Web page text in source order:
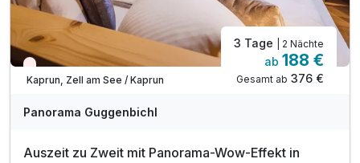
Wieder frei ab Oktober
Kaprun, Zell am See / Kaprun
3 Tage | 2 Nächte
ab 188 €
Gesamt ab 376 €
Panorama Guggenbichl
Auszeit zu Zweit mit Panorama-Wow-Effekt in